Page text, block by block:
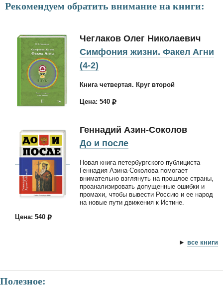
Рекомендуем обратить внимание на книги:
Чеглаков Олег Николаевич
Симфония жизни. Факел Агни
(4-2)
Книга четвертая. Круг второй
Цена: 540
Геннадий Азин-Соколов
До и после
Новая книга петербургского публициста
Геннадия Азина-Соколова помогает
внимательно взглянуть на прошлое страны,
проанализировать допущенные ошибки и
промахи, чтобы вывести Россию и ее народ
на новые пути движения к Истине.
Цена: 540
► все книги
Полезное: